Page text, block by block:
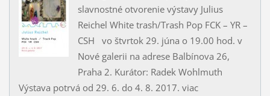
slavnostné otvorenie výstavy Julius
Reichel White trash/Trash Pop FCK – YR –
CSH vo štvrtok 29. júna o 19.00 hod. v
Nové galerii na adrese Balbínova 26,
Praha 2. Kurátor: Radek Wohlmuth
Výstava potrvá od 29. 6. do 4. 8. 2017. viac